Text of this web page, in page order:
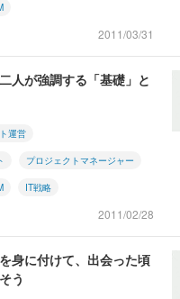
2011/03/31
人が強調する「基礎」と
運営
プロジェクトマネージャー
IT戦略
2011/02/28
身に付けて、出会った頃
う